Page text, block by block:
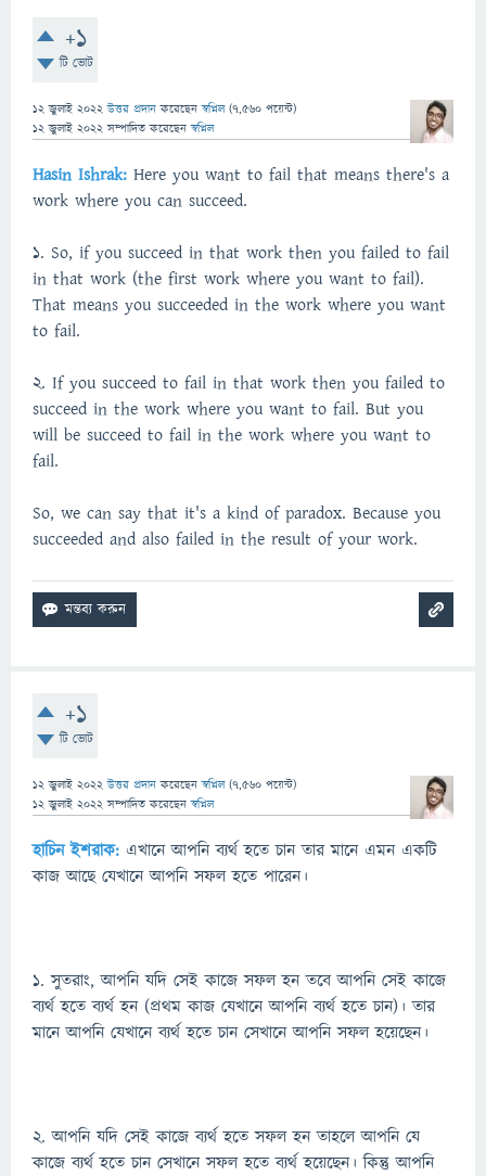
+1
টি ভোট
12 জুলাই 2022 উত্তর প্রদান করেছেনস্বপ্নিল (7,560 পয়েন্ট)
12 জুলাই 2022 সম্পাদিত করেছেনস্বপ্নিল
Hasin Ishrak: Here you want to fail that means there's a
work where you can succeed.
1. So, if you succeed in that work then you failed to fail
in that work (the first work where you want to fail).
That means you succeeded in the work where you want
to fail.
2. If you succeed to fail in that work then you failed to
succeed in the work where you want to fail. But you
will be succeed to fail in the work where you want to
fail.
So, we can say that it's a kind of paradox. Because you
succeeded and also failed in the result of your work.
+1
টি ভোট
12 জুলাই 2022 উত্তর প্রদান করেছেনস্বপ্নিল (7,560 পয়েন্ট)
12 জুলাই 2022 সম্পাদিত করেছেনস্বপ্নিল
হাচিন ইশরাক: এখানে আপনি ব্যর্থ হতে চান তার মানে এমন একটি
কাজ আছে যেখানে আপনি সফল হতে পারেন।
1. সুতরাং, আপনি যদি সেই কাজে সফল হন তবে আপনি সেই কাজে
ব্যর্থ হতে ব্যর্থ হন (প্রথম কাজ যেখানে আপনি ব্যর্থ হতে চান)। তার
মানে আপনি যেখানে ব্যর্থ হতে চান সেখানে আপনি সফল হয়েছেন।
2. আপনি যদি সেই কাজে ব্যর্থ হতে সফল হন তাহলে আপনি যে
কাজে ব্যর্থ হতে চান সেখানে সফল হতে ব্যর্থ হয়েছেন। কিন্তু আপনি